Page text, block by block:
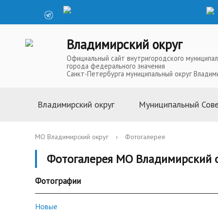
Владимирский округ
Официальный сайт внутригородского
города федерального значения
Санкт-Петербурга муниципальный округ
Владимирский округ
Информация о муниципальной
Устав
Символика
Муниципальный
Глава
Полномочия
МО Владимирский округ › Фотогалерея
Фотогалерея МО Владимирский
Фотографии
Новые